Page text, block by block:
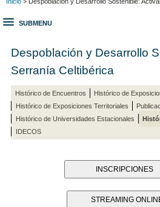
SUBMENU
Despoblación y Desarrollo
Serranía Celtibérica
Histórico de Encuentros
Histórico de
Histórico de Exposiciones Territoriales
Histórico de Universidades Estacionales
IDECOS
INSCRIPCIONES
STREAMING